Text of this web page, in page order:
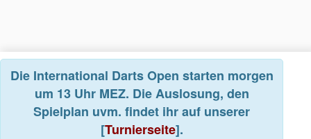
Die International Darts Open starten morgen
um 13 Uhr MEZ. Die Auslosung, den
Spielplan uvm. findet ihr auf unserer
[Turnierseite].